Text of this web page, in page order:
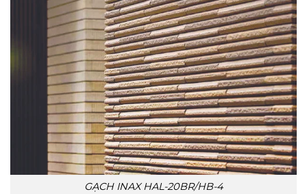
GẠCH INAX HAL-20BR/HB-4